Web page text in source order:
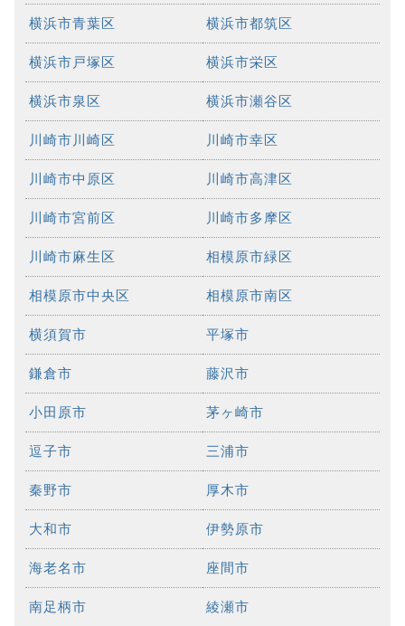
横浜市青葉区 横浜市都筑区
横浜市戸塚区 横浜市栄区
横浜市泉区 横浜市瀬谷区
川崎市川崎区 川崎市幸区
川崎市中原区 川崎市高津区
川崎市宮前区 川崎市多摩区
川崎市麻生区 相模原市緑区
相模原市中央区 相模原市南区
横須賀市 平塚市
鎌倉市 藤沢市
小田原市 茅ヶ崎市
逗子市 三浦市
秦野市 厚木市
大和市 伊勢原市
海老名市 座間市
南足柄市 綾瀬市